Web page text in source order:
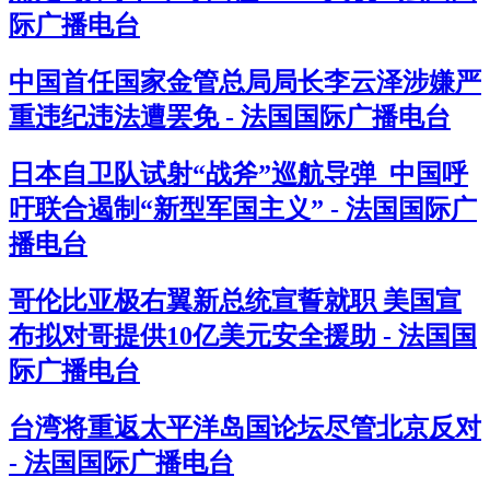
际广播电台
中国首任国家金管总局局长李云泽涉嫌严
重违纪违法遭罢免 - 法国国际广播电台
日本自卫队试射“战斧”巡航导弹 中国呼
吁联合遏制“新型军国主义” - 法国国际广
播电台
哥伦比亚极右翼新总统宣誓就职 美国宣
布拟对哥提供10亿美元安全援助 - 法国国
际广播电台
台湾将重返太平洋岛国论坛尽管北京反对
- 法国国际广播电台